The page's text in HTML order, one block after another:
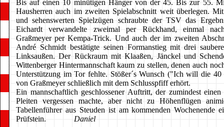
Bis auf einen 10 minütigen Hänger von der 45. Bis zur 55.
Hausherren auch im zweiten Spielabschnitt weit überlegen.
und sehenswerten Spielzügen schraubte der TSV das
Eichardt verwandelte zweimal per Rückhand, einmal
Graßmeyer per Kempa-Trick. Und auch der im zweiten
André Schmidt bestätigte seinen Formanstieg mit drei
Linksaußen. Der Rückraum mit Klaaßen, Jänckel und
Wittenberger Hintermannschaft kaum zu stellen, denen auch
Unterstützung im Tor fehlte. Stößer´s Wunsch ("Ich will die 40
von Graßmeyer schließlich mit dem Schlusspfiff erhört.
Ein mannschaftlich geschlossener Auftritt, der zumindest
Pleiten vergessen machte, aber nicht zu Höhenflügen
Tabellenführer aus Steuden ist am kommenden Wochenende
Prüfstein. Daniel